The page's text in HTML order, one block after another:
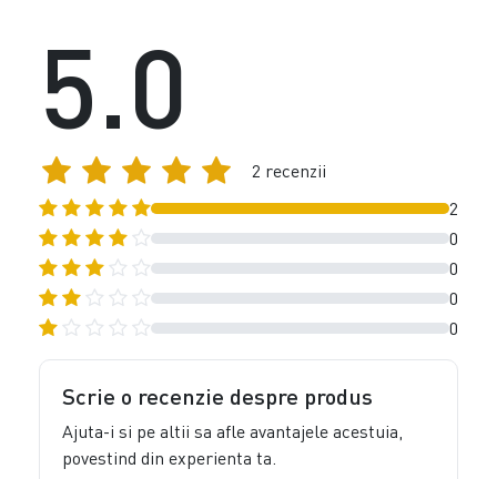
2
0
0
0
0
5.0
2 recenzii
Scrie o recenzie despre produs
Ajuta-i si pe altii sa afle avantajele acestuia,
povestind din experienta ta.